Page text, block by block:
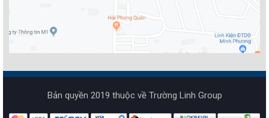
Bản quyền 2019 thuộc về Trường Linh Group